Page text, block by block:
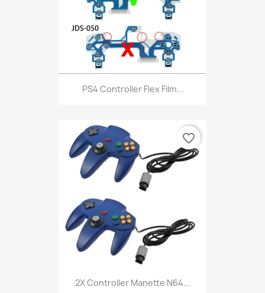
PS4 Controller Flex Film...
2X Controller Manette N64...
favorite_border